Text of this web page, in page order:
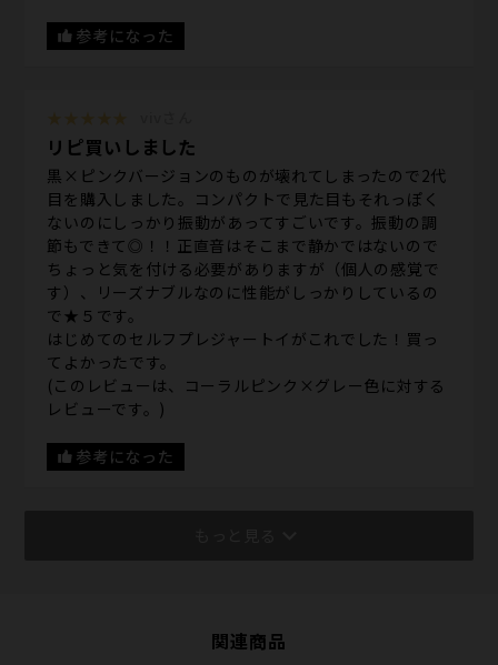
参考になった
リピ買いしました
黒×ピンクバージョンのものが壊れてしまったので2代
目を購入しました。コンパクトで見た目もそれっぽく
ないのにしっかり振動があってすごいです。振動の調
節もできて◎！！正直音はそこまで静かではないので
ちょっと気を付ける必要がありますが（個人の感覚で
す）、リーズナブルなのに性能がしっかりしているの
で★５です。
はじめてのセルフプレジャートイがこれでした！買っ
てよかったです。
(このレビューは、コーラルピンク×グレー色に対する
レビューです。)
参考になった
関連商品